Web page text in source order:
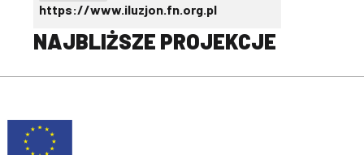
https://www.iluzjon.fn.org.pl
NAJBLIŻSZE PROJEKCJE